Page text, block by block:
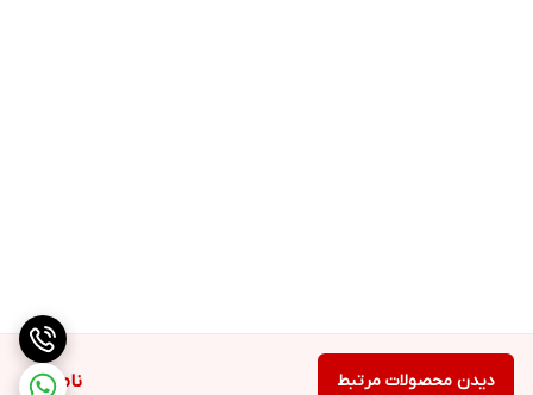
ناموجود دیدن محصولات مرتبط